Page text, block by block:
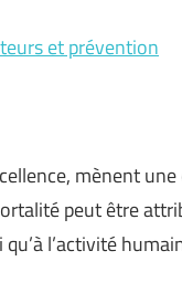
et prévention
mènent
peut être
l’activité